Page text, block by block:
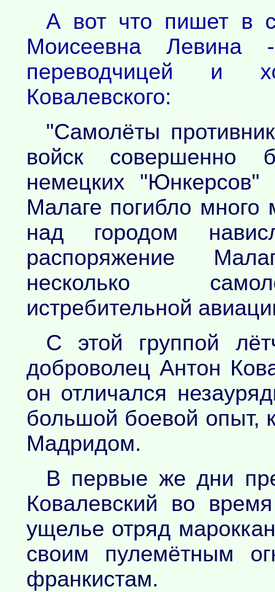
А вот что пишет в
Моисеевна Левина
переводчицей и
Ковалевского:
"Самолёты
войск совершенно
немецких
Малаге погибло
над городом
распоряжение
несколько
истребительной
С этой группой
доброволец Антон
он отличался
большой боевой опыт,
Мадридом.
В первые же дни
Ковалевский во
ущелье отряд
своим пулемётным
франкистам.